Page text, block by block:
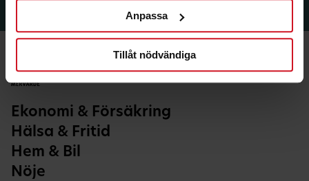
Anpassa
Tillåt nödvändiga
Ekonomi & Försäkring
Hälsa & Fritid
Hem & Bil
Nöje